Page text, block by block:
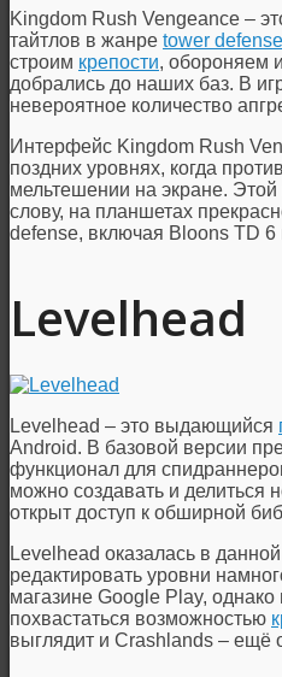
Kingdom Rush Vengeance –
тайтлов в жанре tower defense
строим крепости, обороняем
добрались до наших баз. В
невероятное количество
Интерфейс Kingdom Rush
поздних уровнях, когда
мельтешении на экране.
слову, на планшетах
defense, включая Bloons TD
Levelhead
Levelhead – это выдающийся
Android. В базовой версии
функционал для
можно создавать и
открыт доступ к обширной
Levelhead оказалась в
редактировать уровни
магазине Google Play,
похвастаться возможностью
выглядит и Crashlands – ещё